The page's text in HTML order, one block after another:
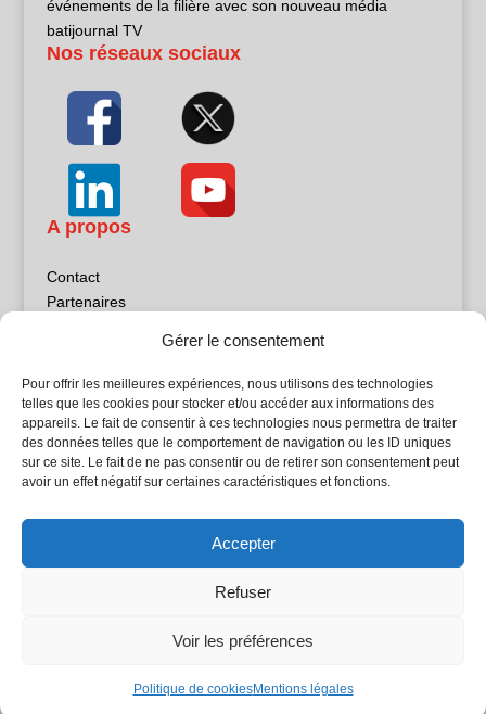
Gérer le consentement
Pour offrir les meilleures expériences, nous utilisons des technologies
telles que les cookies pour stocker et/ou accéder aux informations des
appareils. Le fait de consentir à ces technologies nous permettra de traiter
des données telles que le comportement de navigation ou les ID uniques
sur ce site. Le fait de ne pas consentir ou de retirer son consentement peut
avoir un effet négatif sur certaines caractéristiques et fonctions.
Accepter
Refuser
Voir les préférences
Politique de cookiesMentions légales
événements de la filière avec son nouveau média
batijournal TV
Nos réseaux sociaux
A propos
Contact
Partenaires
Politique de confidentialité
Sites partenaires
5Façades
Atrium Patrimoine
L'Atelier Bois
© Batijournal 2024